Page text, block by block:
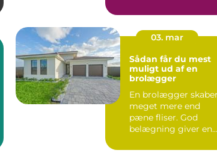
ned ...
03. mar
Sådan får du mest
muligt ud af en
brolægger
En brolægger skaber
meget mere end
pæne fliser. God
belægning giver en